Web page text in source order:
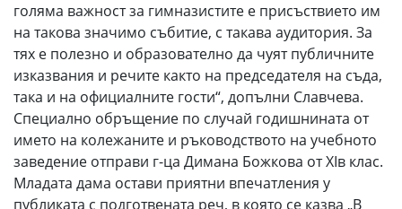
голяма важност за гимназистите е присъствието им
на такова значимо събитие, с такава аудитория. За
тях е полезно и образователно да чуят публичните
изказвания и речите както на председателя на съда,
така и на официалните гости“, допълни Славчева.
Специално обръщение по случай годишнината от
името на колежаните и ръководството на учебното
заведение отправи г-ца Димана Божкова от XIв клас.
Младата дама остави приятни впечатления у
публиката с подготвената реч, в която се казва „В